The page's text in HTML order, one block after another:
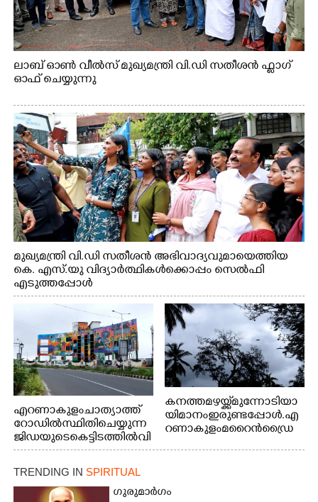
ലാബ് ഓൺ വീൽസ് മുഖ്യമന്ത്രി വി.ഡി സതീശൻ ഫ്ലാഗ്
ഓഫ് ചെയ്യുന്നു
മുഖ്യമന്ത്രി വി.ഡി സതീശൻ അഭിവാദ്യവുമായെത്തിയ
കെ. എസ്.യു വിദ്യാർത്ഥികൾക്കൊപ്പം സെൽഫി
എടുത്തപ്പോൾ
എറണാകുളം ചാത്യാത്ത്
റോഡിൽ സ്ഥിതി ചെയ്യുന്ന
ജിഡയുടെ കെട്ടിടത്തിൽ വി
വിധ മേഖലകളിൽ പ്രാഗ
ത്ഭ്യം തെളിയിച്ച സ്ത്രീകളു
ടെ ചിത്രങ്ങൾ
ചുവരിൽ പതിപ്പിച്ചപ്പോൾ
കനത്ത മഴയ്ക്ക് മുന്നോടിയാ
യി മാനം ഇരുണ്ടപ്പോൾ. എ
റണാകുളം മറൈൻഡ്രൈ
TRENDING IN SPIRITUAL
ഗുരുമാർഗം